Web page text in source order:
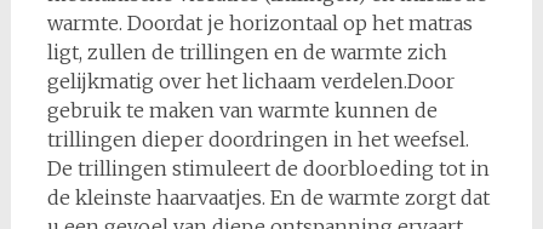
warmte. Doordat je horizontaal op het matras
ligt, zullen de trillingen en de warmte zich
gelijkmatig over het lichaam verdelen.Door
gebruik te maken van warmte kunnen de
trillingen dieper doordringen in het weefsel.
De trillingen stimuleert de doorbloeding tot in
de kleinste haarvaatjes. En de warmte zorgt dat